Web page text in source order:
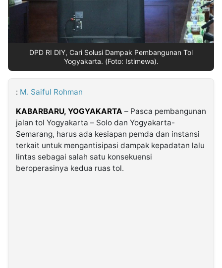
Follow
Kabarbaru
Kabarbaru.co
2026
DPD RI DIY, Cari Solusi Dampak Pembangunan Tol
Yogyakarta. (Foto: Istimewa).
: M. Saiful Rohman
KABARBARU, YOGYAKARTA – Pasca pembangunan
jalan tol Yogyakarta – Solo dan Yogyakarta-
Semarang, harus ada kesiapan pemda dan instansi
terkait untuk mengantisipasi dampak kepadatan lalu
lintas sebagai salah satu konsekuensi
beroperasinya kedua ruas tol.